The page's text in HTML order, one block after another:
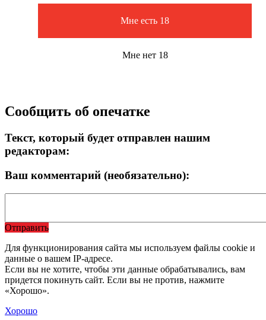
Мне есть 18
Мне нет 18
Сообщить об опечатке
Текст, который будет отправлен нашим
редакторам:
Ваш комментарий (необязательно):
Отправить
Для функционирования сайта мы используем файлы cookie и
данные о вашем IP-адресе.
Если вы не хотите, чтобы эти данные обрабатывались, вам
придется покинуть сайт. Если вы не против, нажмите
«Хорошо».
Хорошо